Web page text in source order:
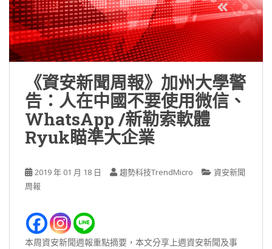
《資安新聞周報》加州大學警
告：人在中國不要使用微信、
WhatsApp /新勒索軟體
Ryuk瞄準大企業
2019 年 01 月 18 日 趨勢科技TrendMicro
資安新聞
周報
本周資安新聞週報重點摘要，本文分享上週資安新聞及事